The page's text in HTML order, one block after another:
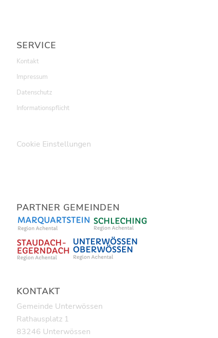
SERVICE
Kontakt
Impressum
Datenschutz
Informationspflicht
Cookie Einstellungen
PARTNER GEMEINDEN
KONTAKT
Gemeinde Unterwössen
Rathausplatz 1
83246 Unterwössen